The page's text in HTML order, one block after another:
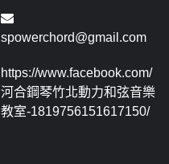
spowerchord@gmail.com
https://www.facebook.com/
河合鋼琴竹北動力和弦音樂
教室-1819756151617150/